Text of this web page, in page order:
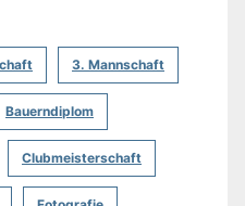
3. Mannschaft
Bauerndiplom
Clubmeisterschaft